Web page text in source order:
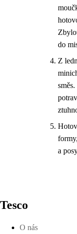
do
Z
a
Tesco
O nás